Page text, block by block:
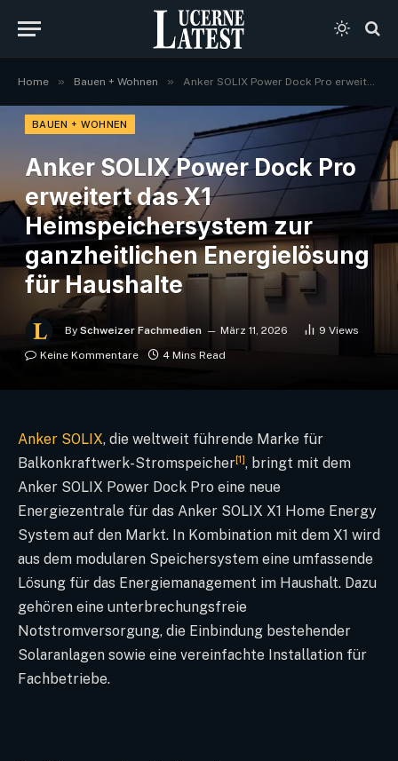
Home » Bauen + Wohnen » Anker SOLIX Power Dock Pro erweitert das X1 Heimspeichersystem zur ganzheitlichen Energielösung für Haushalte
BAUEN + WOHNEN
Anker SOLIX Power Dock Pro
erweitert das X1
Heimspeichersystem zur
ganzheitlichen Energielösung
für Haushalte
By Schweizer Fachmedien März 11, 2026 9 Views
Keine Kommentare
4 Mins Read
Anker SOLIX, die weltweit führende Marke für
Balkonkraftwerk-Stromspeicher[1], bringt mit dem
Anker SOLIX Power Dock Pro eine neue
Energiezentrale für das Anker SOLIX X1 Home Energy
System auf den Markt. In Kombination mit dem X1 wird
aus dem modularen Speichersystem eine umfassende
Lösung für das Energiemanagement im Haushalt. Dazu
gehören eine unterbrechungsfreie
Notstromversorgung, die Einbindung bestehender
Solaranlagen sowie eine vereinfachte Installation für
Fachbetriebe.